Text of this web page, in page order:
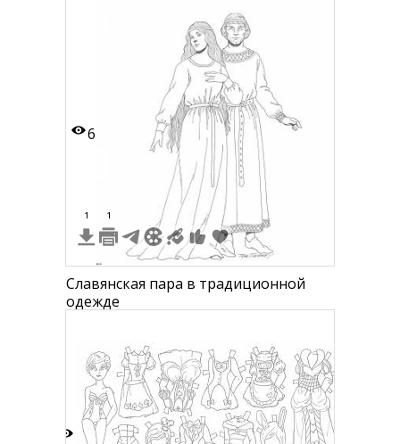
6
1 1
Славянская пара в традиционной
одежде